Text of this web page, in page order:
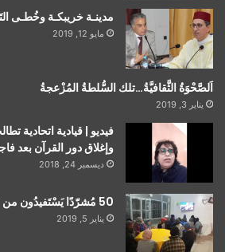
مدينـة خريبكـة وخُطـى
مايو 12, 2019
اَلصَّحْوَةُ الثَّقافيَّةُ…تلك السُّلطةُ المُزْعجةُ
يناير 3, 2019
فيديو | قيادية اتحادية
وإغلاق دور القرآن بعد
ديسمبر 24, 2018
50 مُشرّدًا يَسْتَفيدُون من “عملية دفء” بخريبكة
يناير 5, 2019